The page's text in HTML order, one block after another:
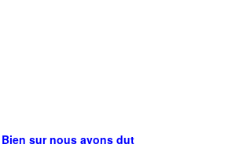
sur nous avons dut